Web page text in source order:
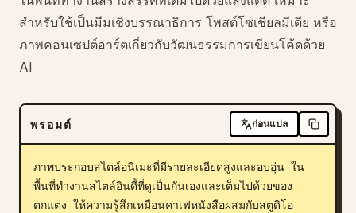
ราคา
บล็อก
อัปเดต
สำหรับใช้เป็นมีมเชิงบรรณาธิการ โพสต์โซเชียลมีเดีย หรือ
ภาพคอนเซปต์อาร์ตเกี่ยวกับวัฒนธรรมการเขียนโค้ดด้วย
AI
พรอมต์ ก่อนแปล
ภาพประกอบสไตล์อนิเมะที่มีรายละเอียดสูงและอบอุ่น ใน
พื้นที่ทำงานสไตล์อินดี้ที่ดูเป็นกันเองและเต็มไปด้วยของ
ตกแต่ง ให้ความรู้สึกเหมือนคาเฟ่หนังสือผสมกับสตูดิโอ